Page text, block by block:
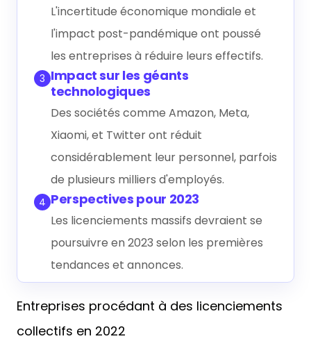
L'incertitude économique mondiale et
l'impact post-pandémique ont poussé
les entreprises à réduire leurs effectifs.
3 Impact sur les géants
technologiques
Des sociétés comme Amazon, Meta,
Xiaomi, et Twitter ont réduit
considérablement leur personnel, parfois
de plusieurs milliers d'employés.
4 Perspectives pour 2023
Les licenciements massifs devraient se
poursuivre en 2023 selon les premières
tendances et annonces.
Entreprises procédant à des licenciements
collectifs en 2022